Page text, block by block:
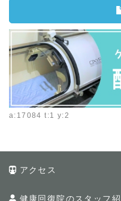
a:17084 t:1 y:2
アクセス
健康回復院のスタッフ